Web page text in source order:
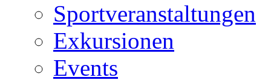
Sportveranstaltungen
Exkursionen
Events